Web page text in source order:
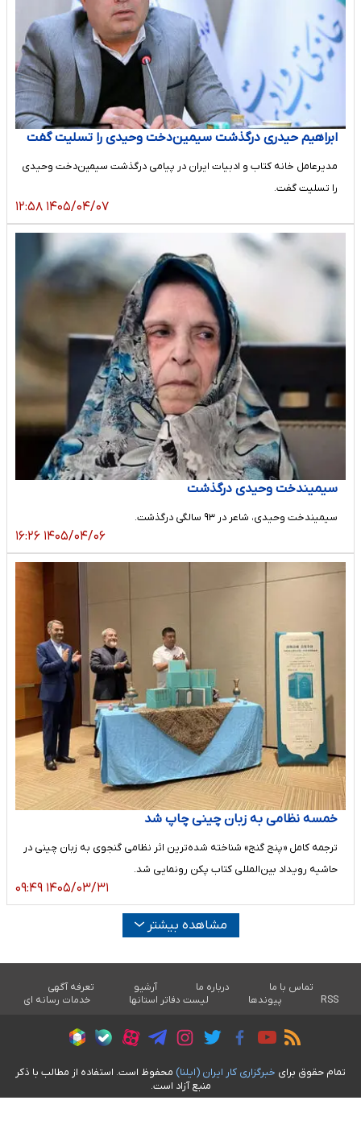
ابراهیم حیدری درگذشت سیمین‌دخت وحیدی را تسلیت گفت
مدیرعامل خانه کتاب و ادبیات ایران در پیامی درگذشت سیمین‌دخت وحیدی
را تسلیت گفت.
۱۴۰۵/۰۴/۰۷ ۱۲:۵۸
سیمیندخت وحیدی درگذشت
سیمیندخت وحیدی، شاعر در ۹۳ سالگی درگذشت.
۱۴۰۵/۰۴/۰۶ ۱۶:۲۶
خمسه نظامی به زبان چینی چاپ شد
ترجمه کامل «پنج گنج» شناخته شده‌ترین اثر نظامی گنجوی به زبان چینی در
حاشیه رویداد بین‌المللی کتاب پکن رونمایی شد.
۱۴۰۵/۰۳/۳۱ ۰۹:۴۹
مشاهده بیشتر
تماس با ما درباره ما آرشیو
تعرفه آگهی
RSS
پیوندها لیست دفاتر استانها خدمات رسانه ای
تمام حقوق برای خبرگزاری کار ايران (ايلنا) محفوظ است. استفاده از مطالب با ذکر
منبع آزاد است.